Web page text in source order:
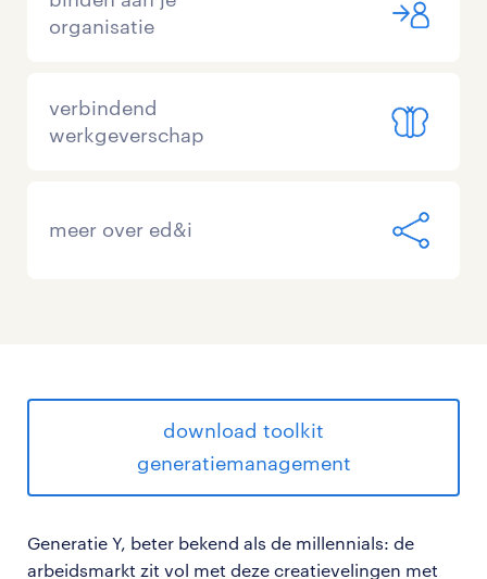
organisatie
verbindend
werkgeverschap
meer over ed&i
download toolkit
generatiemanagement
Generatie Y, beter bekend als de millennials: de
arbeidsmarkt zit vol met deze creatievelingen met